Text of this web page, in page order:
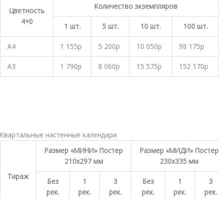
Цветность
4+0
Количество экземпляров
1 шт. 5 шт. 10 шт. 100 шт.
А4 1 155р 5 200р 10 050р 98 175р
А3 1 790р 8 060р 15 575р 152 170р
Квартальные настенные календари
Тираж
Размер «МИНИ» Постер
210х297 мм
Размер «МИДИ» Постер
230х335 мм
Без
рек.
1
рек.
3
рек.
Без
рек.
1
рек.
3
рек.